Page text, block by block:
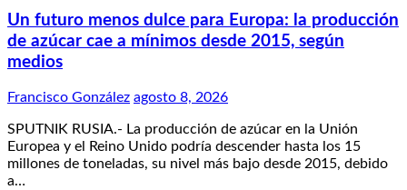
Un futuro menos dulce para Europa: la producción
de azúcar cae a mínimos desde 2015, según
medios
Francisco González agosto 8, 2026
SPUTNIK RUSIA.- La producción de azúcar en la Unión
Europea y el Reino Unido podría descender hasta los 15
millones de toneladas, su nivel más bajo desde 2015, debido
a…